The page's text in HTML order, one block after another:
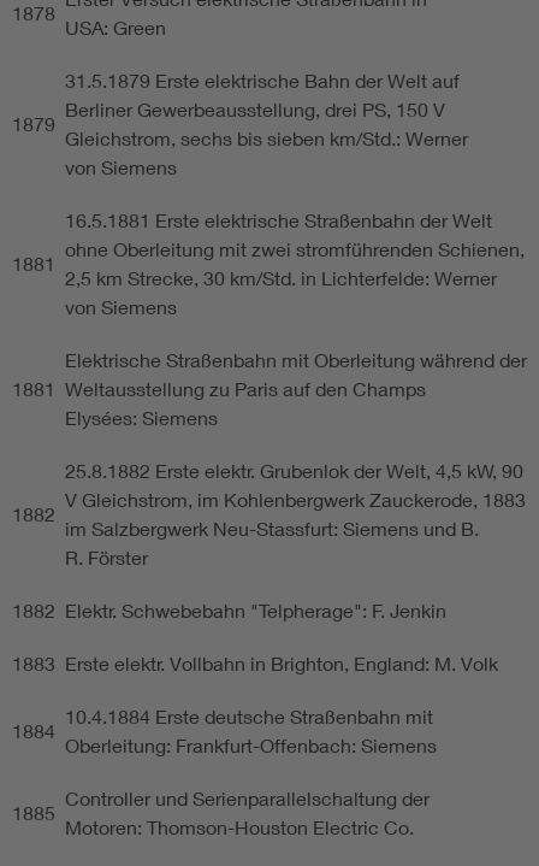
1878
USA: Green
1879
31.5.1879 Erste elektrische Bahn der Welt auf
Berliner Gewerbeausstellung, drei PS, 150 V
Gleichstrom, sechs bis sieben km/Std.: Werner
von Siemens
1881
16.5.1881 Erste elektrische Straßenbahn der Welt
ohne Oberleitung mit zwei stromführenden Schienen,
2,5 km Strecke, 30 km/Std. in Lichterfelde: Werner
von Siemens
1881
Elektrische Straßenbahn mit Oberleitung während der
Weltausstellung zu Paris auf den Champs
Elysées: Siemens
1882
25.8.1882 Erste elektr. Grubenlok der Welt, 4,5 kW, 90
V Gleichstrom, im Kohlenbergwerk Zauckerode, 1883
im Salzbergwerk Neu-Stassfurt: Siemens und B.
R. Förster
1882 Elektr. Schwebebahn "Telpherage": F. Jenkin
1883 Erste elektr. Vollbahn in Brighton, England: M. Volk
1884
10.4.1884 Erste deutsche Straßenbahn mit
Oberleitung: Frankfurt-Offenbach: Siemens
1885
Controller und Serienparallelschaltung der
Motoren: Thomson-Houston Electric Co.